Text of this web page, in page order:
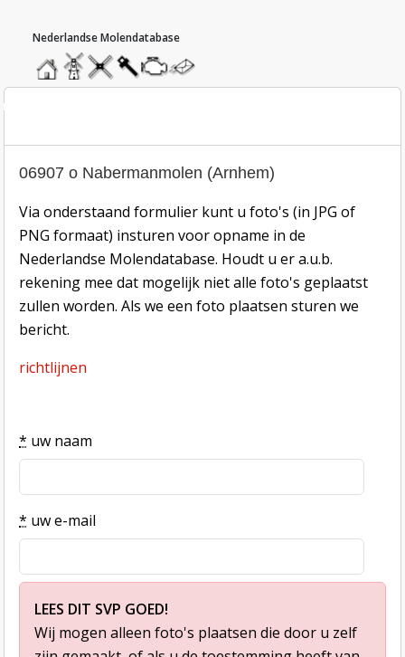
homemolendatabase
roedendatabase
assendatabase
motorendatabase
stuur
een
inzend-formulier
06907 o Nabermanmolen (Arnhem)
Via onderstaand formulier kunt u foto's (in JPG of
PNG formaat) insturen voor opname in de
Nederlandse Molendatabase. Houdt u er a.u.b.
rekening mee dat mogelijk niet alle foto's geplaatst
zullen worden. Als we een foto plaatsen sturen we
bericht.
richtlijnen
* uw naam
* uw e-mail
LEES DIT SVP GOED!
Wij mogen alleen foto's plaatsen die door u zelf